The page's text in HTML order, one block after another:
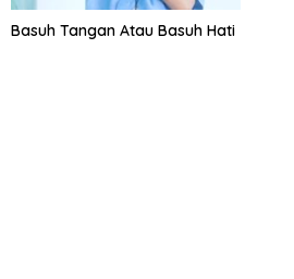
Basuh Tangan Atau Basuh Hati